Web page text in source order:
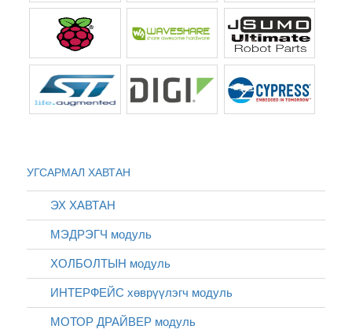
УГСАРМАЛ ХАВТАН
ЭХ ХАВТАН
МЭДРЭГЧ модуль
ХОЛБОЛТЫН модуль
ИНТЕРФЕЙС хөврүүлэгч модуль
МОТОР ДРАЙВЕР модуль